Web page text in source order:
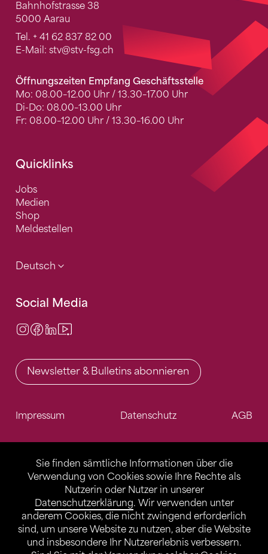
Sie finden sämtliche Informationen über die
Verwendung von Cookies sowie Ihre Rechte als
Nutzerin oder Nutzer in unserer
Datenschutzerklärung. Wir verwenden unter
anderem Cookies, die nicht zwingend erforderlich
sind, um unsere Website zu nutzen, aber die Website
und insbesondere Ihr Nutzererlebnis verbessern.
Bahnhofstrasse 38
5000 Aarau
Tel. + 41 62 837 82 00
E-Mail: stv@stv-fsg.ch
Öffnungszeiten Empfang Geschäftsstelle
Mo: 08.00–12.00 Uhr / 13.30–17.00 Uhr
Di-Do: 08.00–13.00 Uhr
Fr: 08.00–12.00 Uhr / 13.30–16.00 Uhr
Quicklinks
Jobs
Medien
Shop
Meldestellen
Deutsch
Social Media
Instagram
Facebook
LinkedIn
Newsletter & Bulletins abonnieren
Impressum Datenschutz AGB